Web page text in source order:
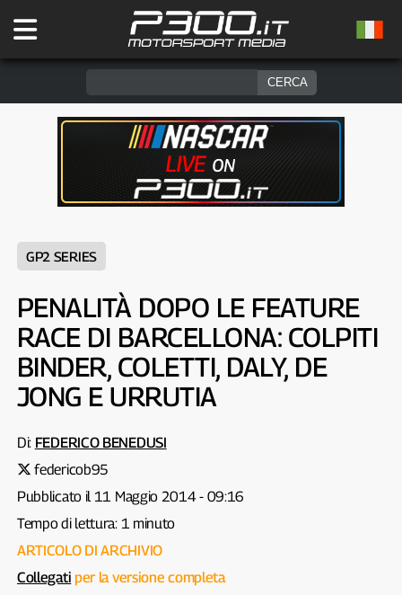
GP2 SERIES
PENALITÀ DOPO LE FEATURE
RACE DI BARCELLONA: COLPITI
BINDER, COLETTI, DALY, DE
JONG E URRUTIA
Di: FEDERICO BENEDUSI
federicob95
Pubblicato il 11 Maggio 2014 - 09:16
Tempo di lettura: 1 minuto
ARTICOLO DI ARCHIVIO
Collegati per la versione completa